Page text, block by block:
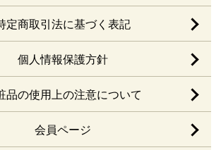
定商取引法に基づく表記
個人情報保護方針
品の使用上の注意について
会員ページ